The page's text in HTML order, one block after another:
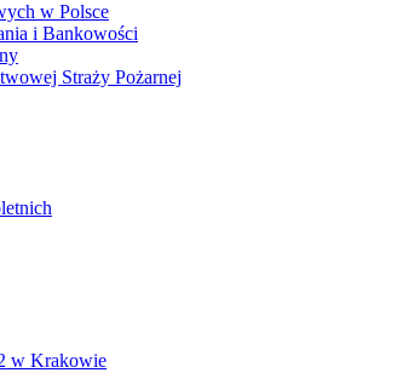
w Polsce
i Bankowości
Straży Pożarnej